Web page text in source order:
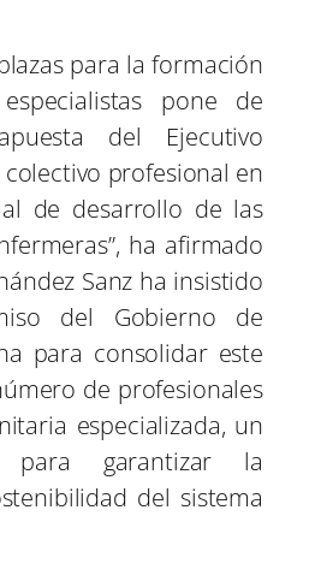
para la formación
pone de
del Ejecutivo
profesional en
de desarrollo de las
ha afirmado
Sanz ha insistido
del Gobierno de
para consolidar este
de profesionales
especializada, un
para garantizar la
del sistema